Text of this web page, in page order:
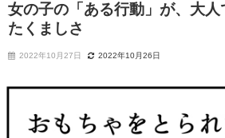
女の子の「ある行動」が、大
たくましさ
2022年10月27日 2022年10月26日